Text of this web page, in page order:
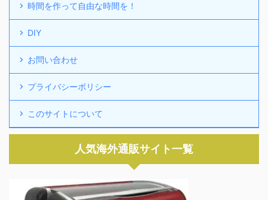
時間を作って自由な時間を！
DIY
お問い合わせ
プライバシーポリシー
このサイトについて
人気海外通販サイト一覧